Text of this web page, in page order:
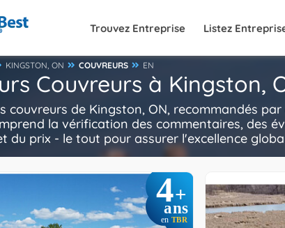
Trouvez Entreprise Listez
KINGSTON, ON COUVREURS EN
Couvreurs à Kingston,
couvreurs de Kingston, ON, recommandés
la vérification des commentaires, des
du prix - le tout pour assurer l'excellence
4+
ans
en TBR